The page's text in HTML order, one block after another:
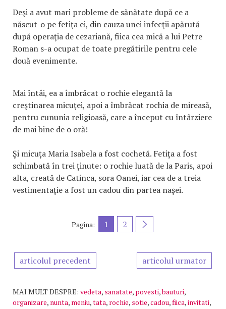
Deşi a avut mari probleme de sănătate după ce a
născut-o pe fetiţa ei, din cauza unei infecţii apărută
după operaţia de cezariană, fiica cea mică a lui Petre
Roman s-a ocupat de toate pregătirile pentru cele
două evenimente.
Mai întâi, ea a îmbrăcat o rochie elegantă la
creştinarea micuţei, apoi a îmbrăcat rochia de mireasă,
pentru cununia religioasă, care a început cu întârziere
de mai bine de o oră!
Şi micuţa Maria Isabela a fost cochetă. Fetiţa a fost
schimbată în trei ţinute: o rochie luată de la Paris, apoi
alta, creată de Catinca, sora Oanei, iar cea de a treia
vestimentaţie a fost un cadou din partea naşei.
Pagina: 1 2
articolul precedent articolul urmator
MAI MULT DESPRE: vedeta, sanatate, povesti,bauturi,
organizare, nunta, meniu,tata, rochie, sotie,cadou,fiica,invitati,